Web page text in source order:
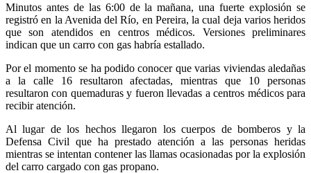
Minutos antes de las 6:00 de la mañana, una fuerte explosión se
registró en la Avenida del Río, en Pereira, la cual deja varios heridos
que son atendidos en centros médicos. Versiones preliminares
indican que un carro con gas habría estallado.
Por el momento se ha podido conocer que varias viviendas aledañas
a la calle 16 resultaron afectadas, mientras que 10 personas
resultaron con quemaduras y fueron llevadas a centros médicos para
recibir atención.
Al lugar de los hechos llegaron los cuerpos de bomberos y la
Defensa Civil que ha prestado atención a las personas heridas
mientras se intentan contener las llamas ocasionadas por la explosión
del carro cargado con gas propano.